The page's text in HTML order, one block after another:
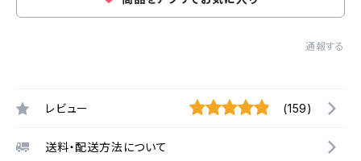
通報する
レビュー (159)
送料・配送方法について